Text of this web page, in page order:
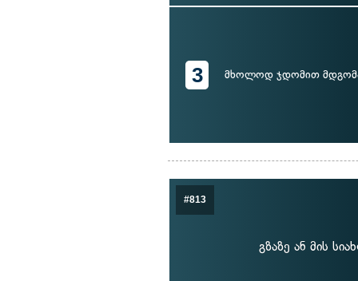
3 მხოლოდ ჯდომით
#813
გზაზე ან მის